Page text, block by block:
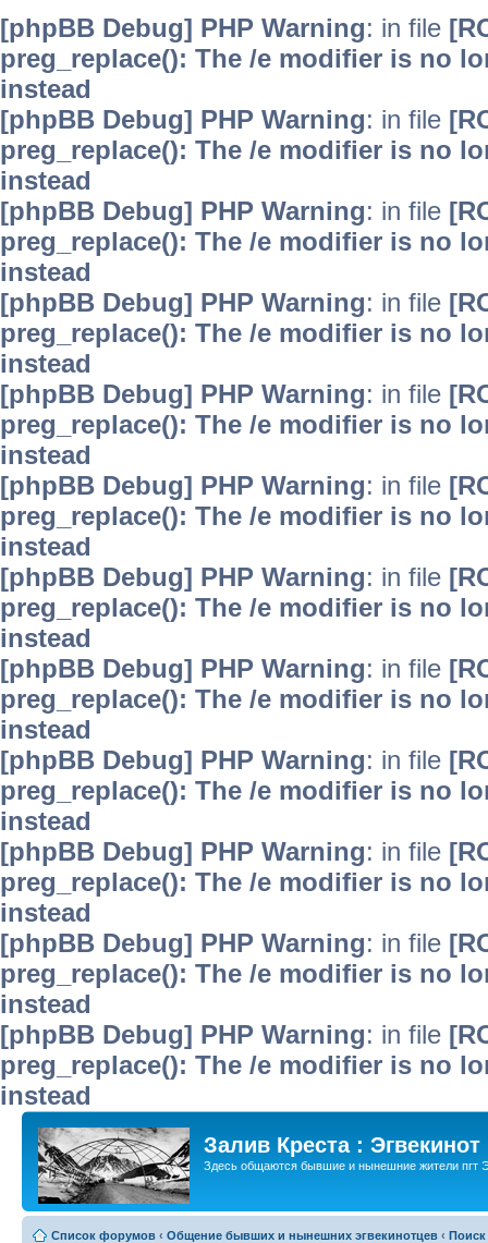
[phpBB Debug] PHP Warning: in file
preg_replace(): The /e modifier is no
instead
[phpBB Debug] PHP Warning: in file
preg_replace(): The /e modifier is no
instead
[phpBB Debug] PHP Warning: in file
preg_replace(): The /e modifier is no
instead
[phpBB Debug] PHP Warning: in file
preg_replace(): The /e modifier is no
instead
[phpBB Debug] PHP Warning: in file
preg_replace(): The /e modifier is no
instead
[phpBB Debug] PHP Warning: in file
preg_replace(): The /e modifier is no
instead
[phpBB Debug] PHP Warning: in file
preg_replace(): The /e modifier is no
instead
[phpBB Debug] PHP Warning: in file
preg_replace(): The /e modifier is no
instead
[phpBB Debug] PHP Warning: in file
preg_replace(): The /e modifier is no
instead
[phpBB Debug] PHP Warning: in file
preg_replace(): The /e modifier is no
instead
[phpBB Debug] PHP Warning: in file
preg_replace(): The /e modifier is no
instead
[phpBB Debug] PHP Warning: in file
preg_replace(): The /e modifier is no
instead
Залив Креста : Эгвекинот
Здесь общаются бывшие и нынешние жители пгт
Список форумов ‹ Общение бывших и нынешних эгвекинотцев ‹ Поиск